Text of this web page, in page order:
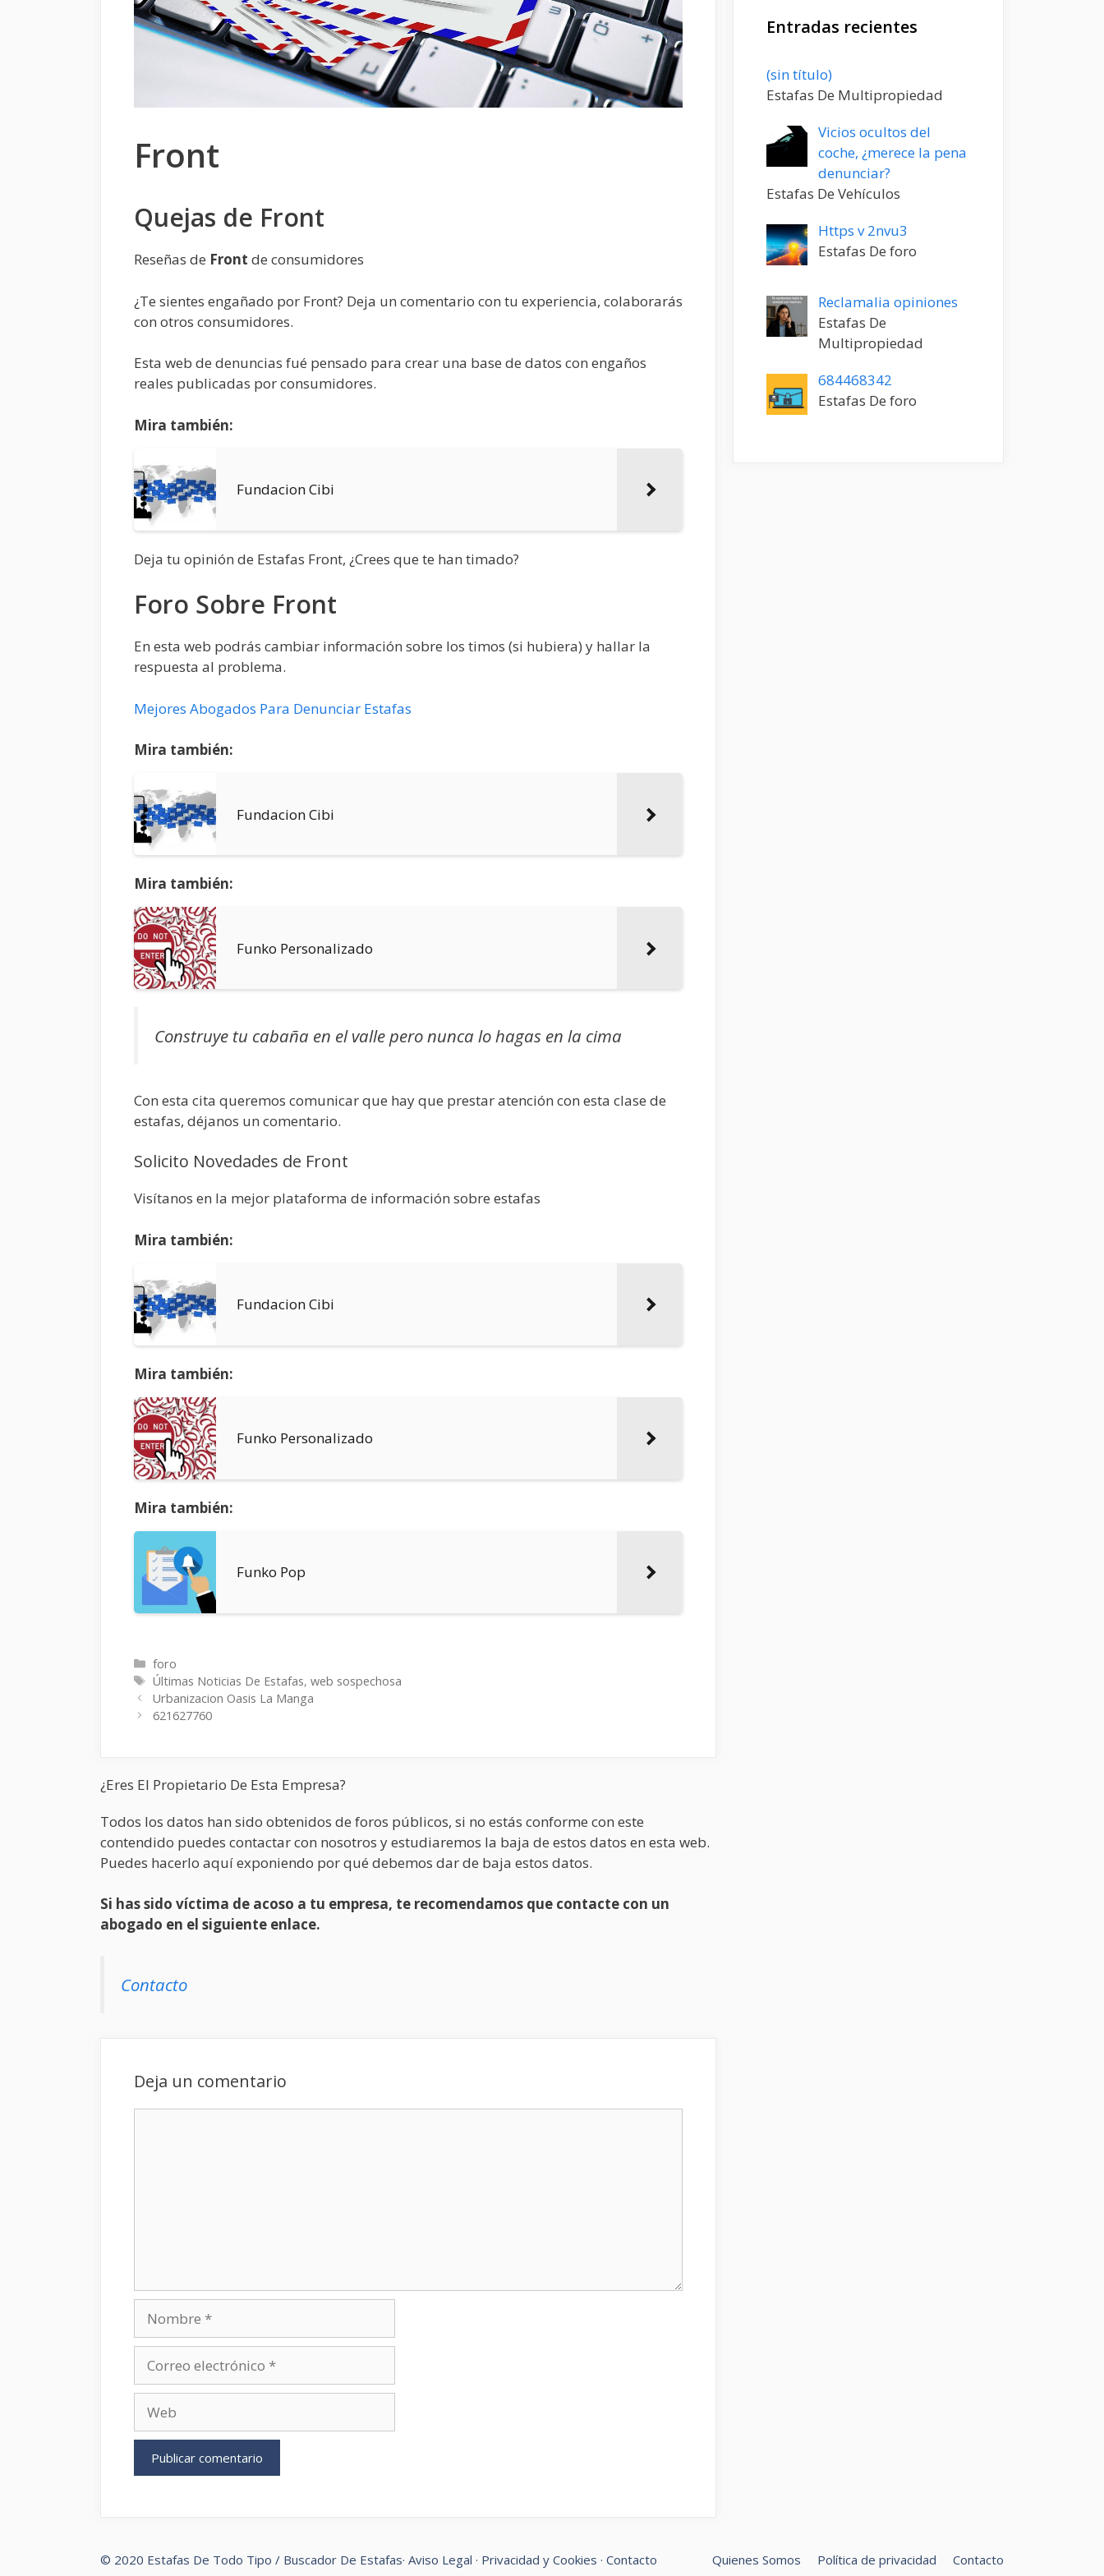
Front
Quejas de Front
Reseñas de Front de consumidores
¿Te sientes engañado por Front? Deja un comentario con tu experiencia, colaborarás
con otros consumidores.
Esta web de denuncias fué pensado para crear una base de datos con engaños
reales publicadas por consumidores.
Mira también:
Fundacion Cibi
Deja tu opinión de Estafas Front, ¿Crees que te han timado?
Foro Sobre Front
En esta web podrás cambiar información sobre los timos (si hubiera) y hallar la
respuesta al problema.
Mejores Abogados Para Denunciar Estafas
Mira también:
Fundacion Cibi
Mira también:
Funko Personalizado
Construye tu cabaña en el valle pero nunca lo hagas en la cima
Con esta cita queremos comunicar que hay que prestar atención con esta clase de
estafas, déjanos un comentario.
Solicito Novedades de Front
Visítanos en la mejor plataforma de información sobre estafas
Mira también:
Fundacion Cibi
Mira también:
Funko Personalizado
Mira también:
Funko Pop
Categorías
foro
Etiquetas
Últimas Noticias De Estafas,web sospechosa
Urbanizacion Oasis La Manga
621627760
¿Eres El Propietario De Esta Empresa?
Todos los datos han sido obtenidos de foros públicos, si no estás conforme con este
contendido puedes contactar con nosotros y estudiaremos la baja de estos datos en esta web.
Puedes hacerlo aquí exponiendo por qué debemos dar de baja estos datos.
Si has sido víctima de acoso a tu empresa, te recomendamos que contacte con un
abogado en el siguiente enlace.
Contacto
Deja un comentario
electrónico
Entradas recientes
(sin título)Entrada
20198
Estafas De Multipropiedad
Vicios ocultos del
coche, ¿merece la pena
denunciar?
Estafas De Vehículos
Https v 2nvu3
Estafas De foro
Reclamalia opiniones
Estafas De
Multipropiedad
684468342
Estafas De foro
Quienes Somos Política de privacidad Contacto
© 2020 Estafas De Todo Tipo / Buscador De Estafas· Aviso Legal · Privacidad y Cookies · Contacto